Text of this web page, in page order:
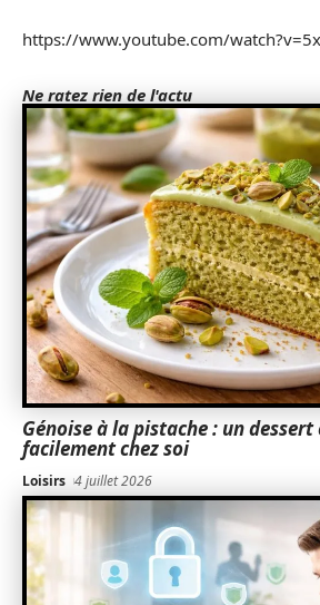
https://www.youtube.com/
Ne ratez rien de l'actu
Génoise à la pistache : un
facilement chez soi
Loisirs 4 juillet 2026